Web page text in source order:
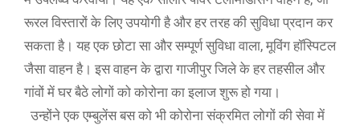
रूरल विस्तारों के लिए उपयोगी है और हर तरह की सुविधा प्रदान कर
सकता है। यह एक छोटा सा और सम्पूर्ण सुविधा वाला, मूविंग हॉस्पिटल
जैसा वाहन है। इस वाहन के द्वारा गाजीपुर जिले के हर तहसील और
गांवों में घर बैठे लोगों को कोरोना का इलाज शुरू हो गया।
उन्होंने एक एम्बुलेंस बस को भी कोरोना संक्रमित लोगों की सेवा में